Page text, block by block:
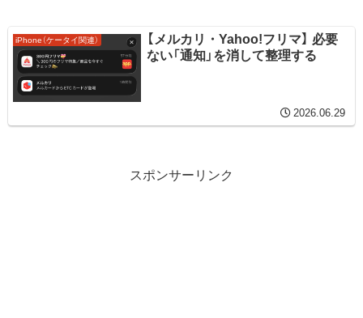
iPhone（ケータイ関連）
【メルカリ・Yahoo!フリマ】 必要
ない「通知」を消して整理する
2026.06.29
スポンサーリンク